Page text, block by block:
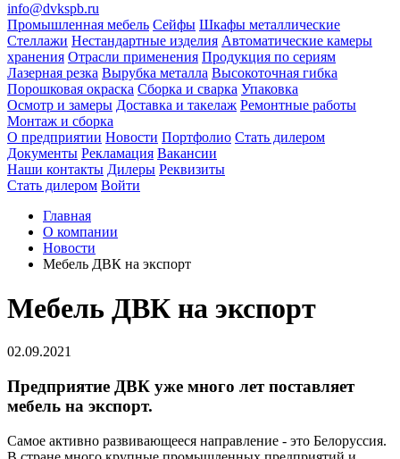
info@dvkspb.ru
Промышленная мебель Сейфы Шкафы металлические
Стеллажи Нестандартные изделия Автоматические камеры
хранения Отрасли применения Продукция по сериям
Лазерная резка Вырубка металла Высокоточная гибка
Порошковая окраска Сборка и сварка Упаковка
Осмотр и замеры Доставка и такелаж Ремонтные работы
Монтаж и сборка
О предприятии Новости Портфолио Стать дилером
Документы Рекламация Вакансии
Наши контакты Дилеры Реквизиты
Стать дилером Войти
Главная
О компании
Новости
Мебель ДВК на экспорт
Мебель ДВК на экспорт
02.09.2021
Предприятие ДВК уже много лет поставляет
мебель на экспорт.
Самое активно развивающееся направление - это Белоруссия.